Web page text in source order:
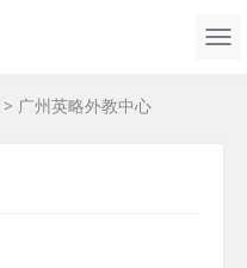
> 广州英略外教中心